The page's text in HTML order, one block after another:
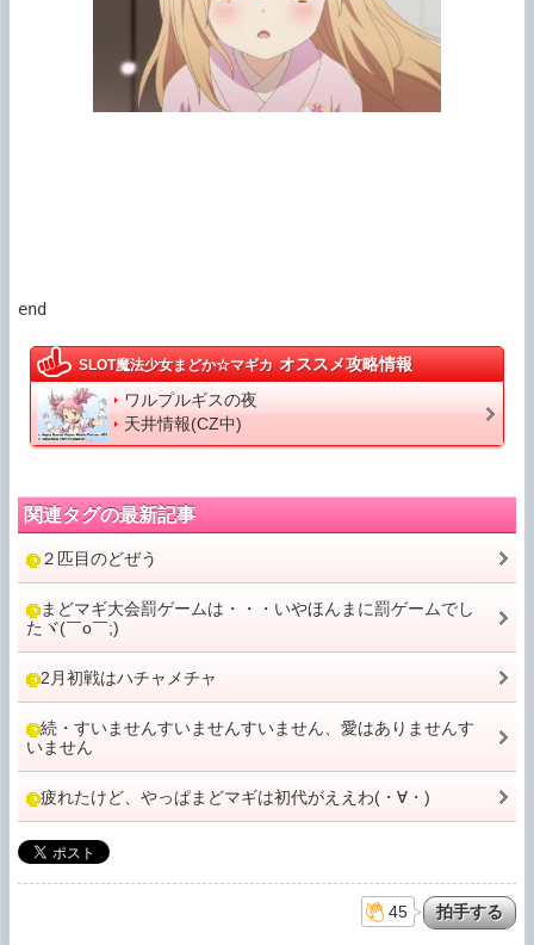
SLOT魔法少女まどか☆マギカ オススメ攻略情報
ワルプルギスの夜
天井情報(CZ中)
関連タグの最新記事
２匹目のどぜう
まどマギ大会罰ゲームは・・・いやほんまに罰ゲームでし
たヾ(￣o￣;)
2月初戦はハチャメチャ
続・すいませんすいませんすいません、愛はありませんす
いません
疲れたけど、やっぱまどマギは初代がええわ(・∀・)
45